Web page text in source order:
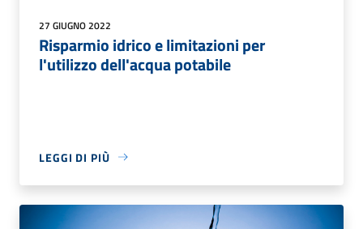
27 GIUGNO 2022
Risparmio idrico e limitazioni per
l'utilizzo dell'acqua potabile
LEGGI DI PIÙ